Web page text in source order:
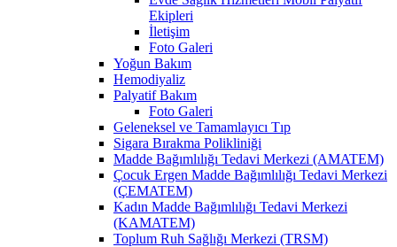
Ekipleri
İletişim
Foto Galeri
Yoğun Bakım
Hemodiyaliz
Palyatif Bakım
Foto Galeri
Geleneksel ve Tamamlayıcı Tıp
Sigara Bırakma Polikliniği
Madde Bağımlılığı Tedavi Merkezi (AMATEM)
Çocuk Ergen Madde Bağımlılığı Tedavi Merkezi
(ÇEMATEM)
Kadın Madde Bağımlılığı Tedavi Merkezi
(KAMATEM)
Toplum Ruh Sağlığı Merkezi (TRSM)